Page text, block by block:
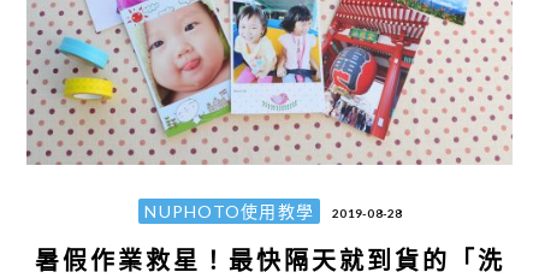
NUPHOTO使用教學 2019-08-28
暑假作業救星！最快隔天就到貨的「洗